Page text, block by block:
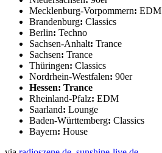
Mecklenburg-Vorpommern: EDM
Brandenburg: Classics
Berlin: Techno
Sachsen-Anhalt: Trance
Sachsen: Trance
Thüringen: Classics
Nordrhein-Westfalen: 90er
Hessen: Trance
Rheinland-Pfalz: EDM
Saarland: Lounge
Baden-Württemberg: Classics
Bayern: House